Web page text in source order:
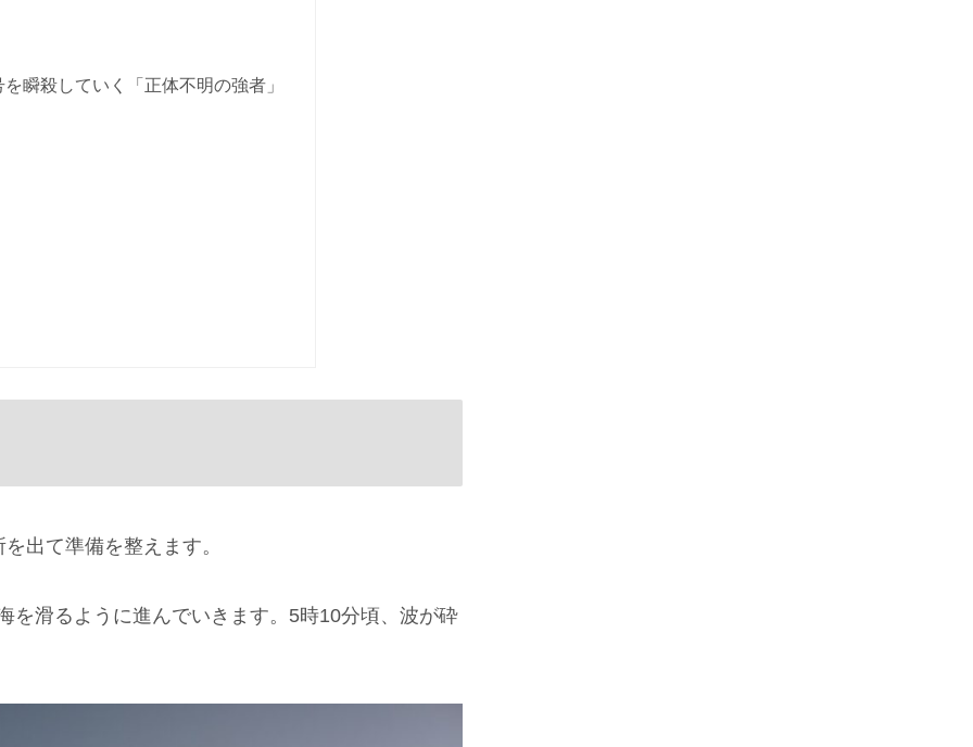
瞬殺していく「正体不明の強者」
出て準備を整えます。
を滑るように進んでいきます。5時10分頃、波が砕